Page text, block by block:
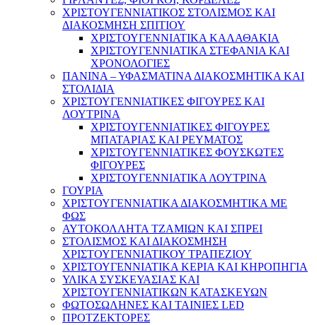
ΧΡΙΣΤΟΥΓΕΝΝΙΑΤΙΚΟΣ ΣΤΟΛΙΣΜΟΣ ΚΑΙ
ΔΙΑΚΟΣΜΗΣΗ ΣΠΙΤΙΟΥ
ΧΡΙΣΤΟΥΓΕΝΝΙΑΤΙΚΑ ΚΑΛΑΘΑΚΙΑ
ΧΡΙΣΤΟΥΓΕΝΝΙΑΤΙΚΑ ΣΤΕΦΑΝΙΑ ΚΑΙ
ΧΡΟΝΟΛΟΓΙΕΣ
ΠΑΝΙΝΑ – ΥΦΑΣΜΑΤΙΝΑ ΔΙΑΚΟΣΜΗΤΙΚΑ ΚΑΙ
ΣΤΟΛΙΔΙΑ
ΧΡΙΣΤΟΥΓΕΝΝΙΑΤΙΚΕΣ ΦΙΓΟΥΡΕΣ ΚΑΙ
ΛΟΥΤΡΙΝΑ
ΧΡΙΣΤΟΥΓΕΝΝΙΑΤΙΚΕΣ ΦΙΓΟΥΡΕΣ
ΜΠΑΤΑΡΙΑΣ ΚΑΙ ΡΕΥΜΑΤΟΣ
ΧΡΙΣΤΟΥΓΕΝΝΙΑΤΙΚΕΣ ΦΟΥΣΚΩΤΕΣ
ΦΙΓΟΥΡΕΣ
ΧΡΙΣΤΟΥΓΕΝΝΙΑΤΙΚΑ ΛΟΥΤΡΙΝΑ
ΓΟΥΡΙΑ
ΧΡΙΣΤΟΥΓΕΝΝΙΑΤΙΚΑ ΔΙΑΚΟΣΜΗΤΙΚΑ ΜΕ
ΦΩΣ
ΑΥΤΟΚΟΛΛΗΤΑ ΤΖΑΜΙΩΝ ΚΑΙ ΣΠΡΕΙ
ΣΤΟΛΙΣΜΟΣ ΚΑΙ ΔΙΑΚΟΣΜΗΣΗ
ΧΡΙΣΤΟΥΓΕΝΝΙΑΤΙΚΟΥ ΤΡΑΠΕΖΙΟΥ
ΧΡΙΣΤΟΥΓΕΝΝΙΑΤΙΚΑ ΚΕΡΙΑ ΚΑΙ ΚΗΡΟΠΗΓΙΑ
ΥΛΙΚΑ ΣΥΣΚΕΥΑΣΙΑΣ ΚΑΙ
ΧΡΙΣΤΟΥΓΕΝΝΙΑΤΙΚΩΝ ΚΑΤΑΣΚΕΥΩΝ
ΦΩΤΟΣΩΛΗΝΕΣ ΚΑΙ ΤΑΙΝΙΕΣ LED
ΠΡΟΤΖΕΚΤΟΡΕΣ